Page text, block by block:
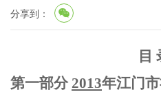
分享到：
目
第一部分 2013年江门